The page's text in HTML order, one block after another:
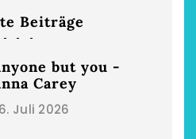
Beiträge
but you -
Carey
Juli 2026